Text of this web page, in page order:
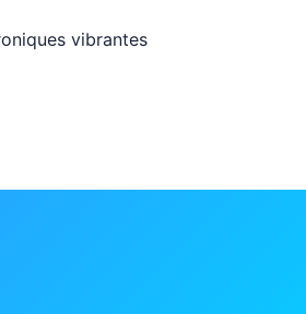
vibrantes